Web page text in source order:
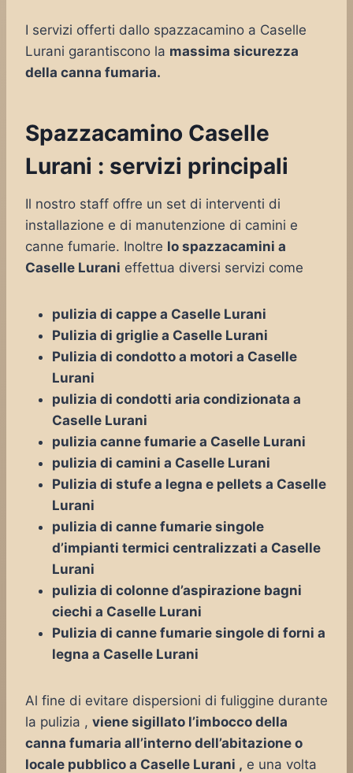
I servizi offerti dallo spazzacamino a Caselle
Lurani garantiscono la massima sicurezza
della canna fumaria.
Spazzacamino Caselle
Lurani : servizi principali
Il nostro staff offre un set di interventi di
installazione e di manutenzione di camini e
canne fumarie. Inoltre lo spazzacamini a
Caselle Lurani effettua diversi servizi come
pulizia di cappe a Caselle Lurani
Pulizia di griglie a Caselle Lurani
Pulizia di condotto a motori a Caselle
Lurani
pulizia di condotti aria condizionata a
Caselle Lurani
pulizia canne fumarie a Caselle Lurani
pulizia di camini a Caselle Lurani
Pulizia di stufe a legna e pellets a Caselle
Lurani
pulizia di canne fumarie singole
d’impianti termici centralizzati a Caselle
Lurani
pulizia di colonne d’aspirazione bagni
ciechi a Caselle Lurani
Pulizia di canne fumarie singole di forni a
legna a Caselle Lurani
Al fine di evitare dispersioni di fuliggine durante
la pulizia , viene sigillato l’imbocco della
canna fumaria all’interno dell’abitazione o
locale pubblico a Caselle Lurani , e una volta